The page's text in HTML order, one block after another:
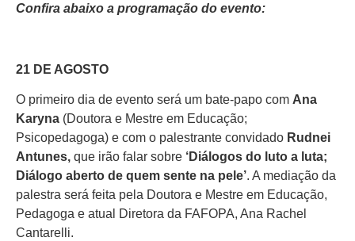
Confira abaixo a programação do evento:
21 DE AGOSTO
O primeiro dia de evento será um bate-papo com Ana
Karyna (Doutora e Mestre em Educação;
Psicopedagoga) e com o palestrante convidado Rudnei
Antunes, que irão falar sobre ‘Diálogos do luto a luta;
Diálogo aberto de quem sente na pele’. A mediação da
palestra será feita pela Doutora e Mestre em Educação,
Pedagoga e atual Diretora da FAFOPA, Ana Rachel
Cantarelli.